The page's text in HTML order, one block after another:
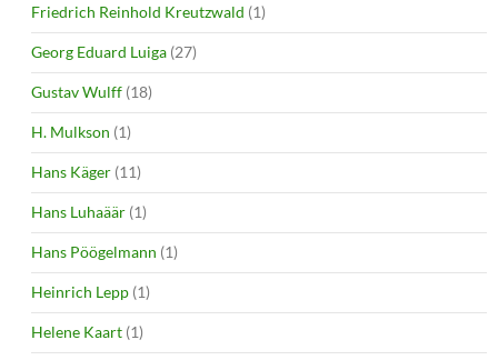
Friedrich Reinhold Kreutzwald (1)
Georg Eduard Luiga (27)
Gustav Wulff (18)
H. Mulkson (1)
Hans Käger (11)
Hans Luhaäär (1)
Hans Pöögelmann (1)
Heinrich Lepp (1)
Helene Kaart (1)